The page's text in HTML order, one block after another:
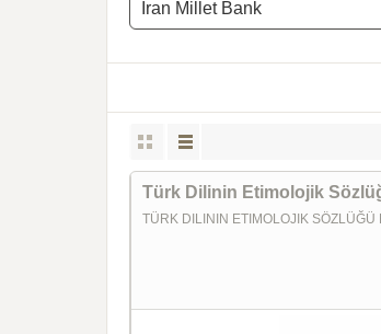
Iran Millet Bank
Türk Dilinin Etimolojik
TÜRK DILININ ETIMOLOJIK